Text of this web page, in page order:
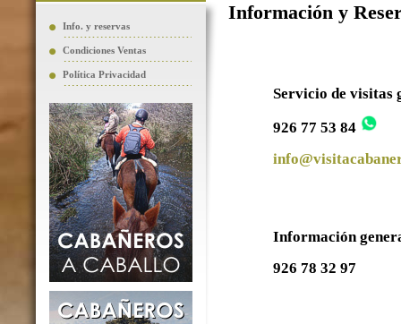
Info. y reservas
Condiciones Ventas
Política Privacidad
Información y
Servicio de visitas
926 77 53 84
Información
926 78 32 97